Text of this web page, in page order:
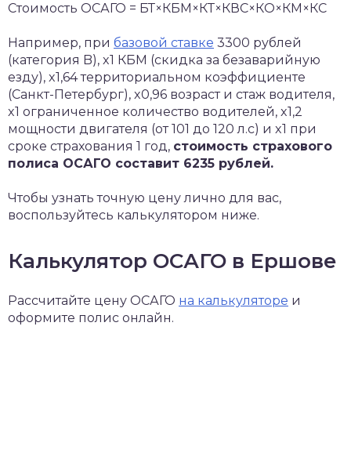
Стоимость ОСАГО = БТ×КБМ×КТ×КВС×КО×КМ×КС
Например, при базовой ставке 3300 рублей
(категория B), x1 КБМ (скидка за безаварийную
езду), x1,64 территориальном коэффициенте
(Санкт-Петербург), x0,96 возраст и стаж водителя,
x1 ограниченное количество водителей, x1,2
мощности двигателя (от 101 до 120 л.с) и x1 при
сроке страхования 1 год, стоимость страхового
полиса ОСАГО составит 6235 рублей.
Чтобы узнать точную цену лично для вас,
воспользуйтесь калькулятором ниже.
Калькулятор ОСАГО в Ершове
Рассчитайте цену ОСАГО на калькуляторе и
оформите полис онлайн.